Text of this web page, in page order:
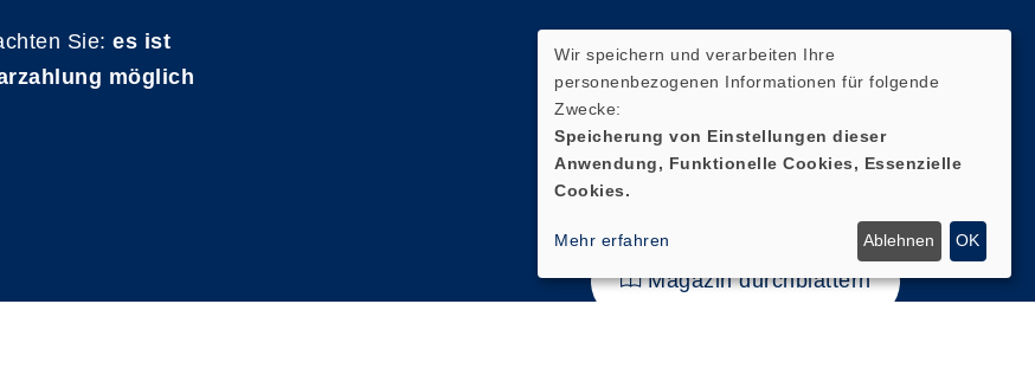
Sie: es ist
möglich
"vhs kompakt"
Hier finden Sie unser aktuelles
Magazin mit direkten
Verlinkungen zur digitalen
Magazin durchblättern
Wir speichern und verarbeiten Ihre
personenbezogenen Informationen für folgende
Zwecke:
Speicherung von Einstellungen dieser
Anwendung, Funktionelle Cookies, Essenzielle
Cookies.
Mehr erfahren Ablehnen OK